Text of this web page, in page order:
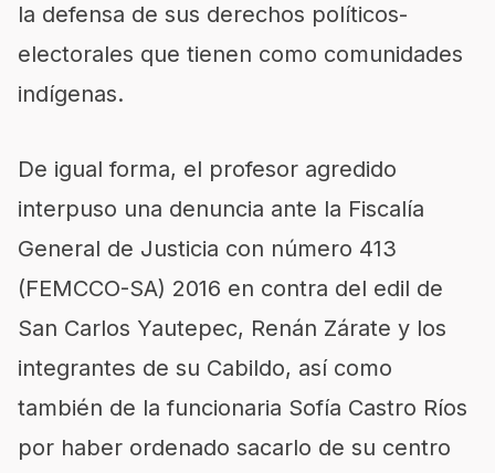
la defensa de sus derechos políticos-
electorales que tienen como comunidades
indígenas.
De igual forma, el profesor agredido
interpuso una denuncia ante la Fiscalía
General de Justicia con número 413
(FEMCCO-SA) 2016 en contra del edil de
San Carlos Yautepec, Renán Zárate y los
integrantes de su Cabildo, así como
también de la funcionaria Sofía Castro Ríos
por haber ordenado sacarlo de su centro